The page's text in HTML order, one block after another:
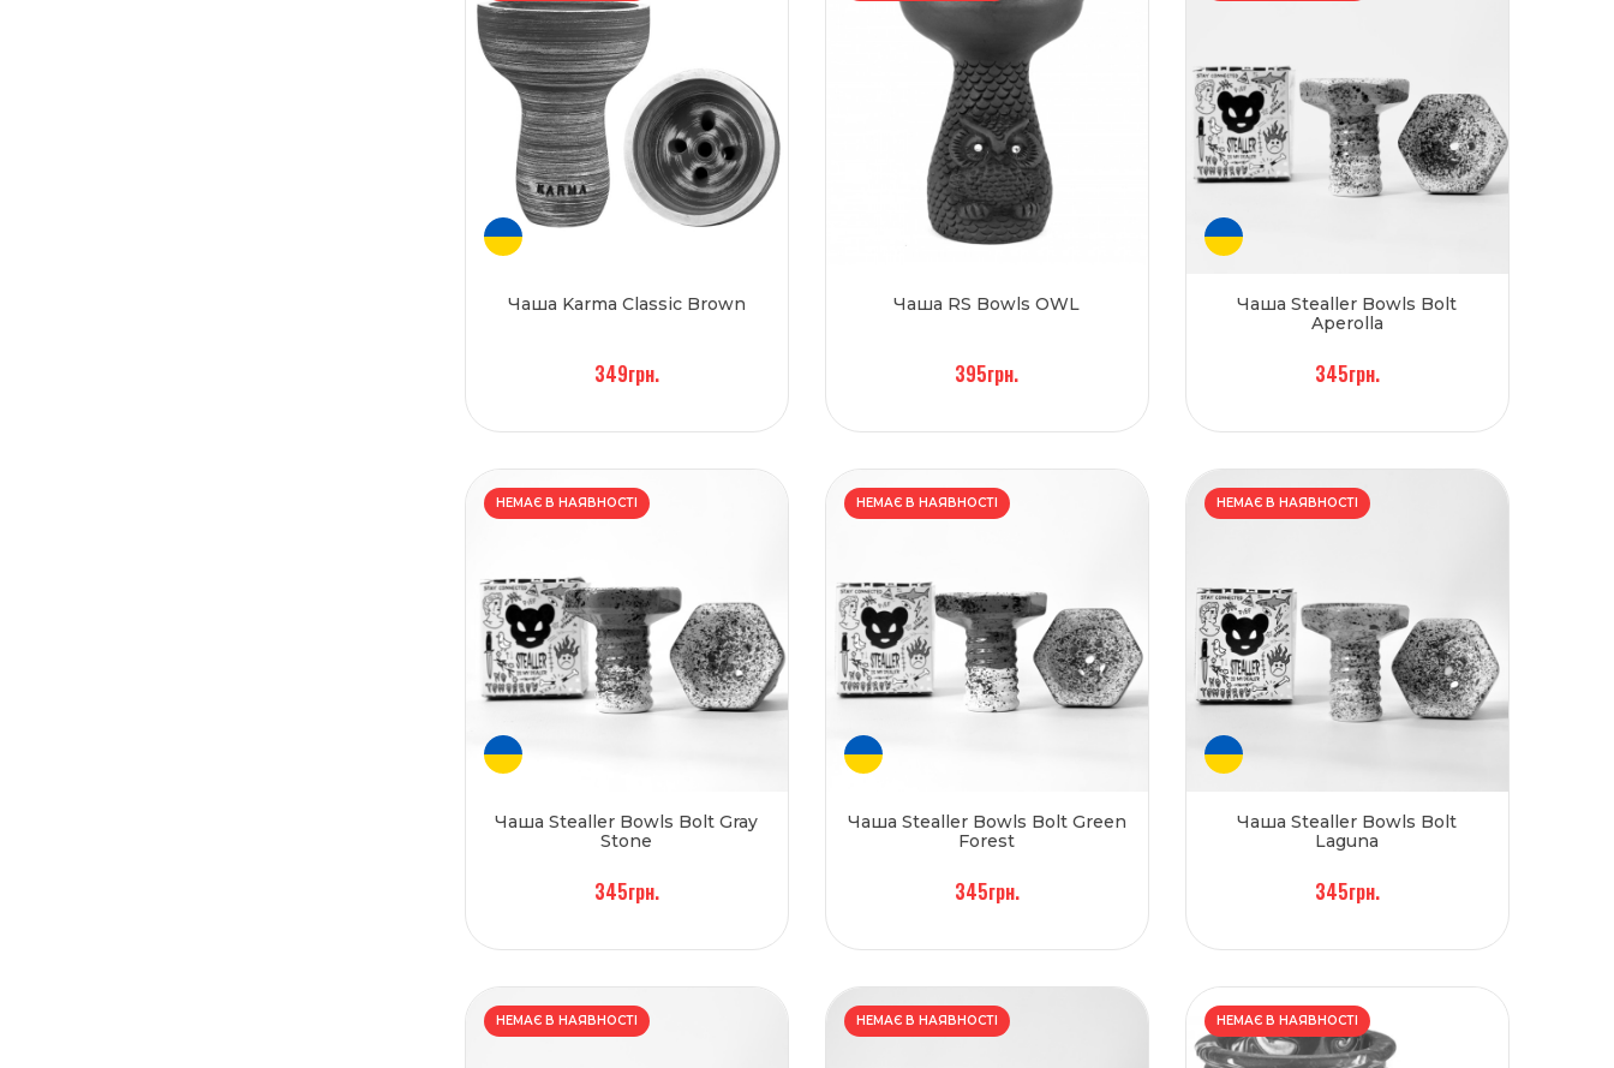
Чаша Karma Classic Brown
349грн.
Чаша RS Bowls OWL
395грн.
Чаша Stealler Bowls Bolt
Aperolla
345грн.
НЕМАЄ В НАЯВНОСТІ
Чаша Stealler Bowls Bolt Gray
Stone
345грн.
НЕМАЄ В НАЯВНОСТІ
Чаша Stealler Bowls Bolt Green
Forest
345грн.
НЕМАЄ В НАЯВНОСТІ
Чаша Stealler Bowls Bolt
Laguna
345грн.
НЕМАЄ В НАЯВНОСТІ НЕМАЄ В НАЯВНОСТІ НЕМАЄ В НАЯВНОСТІ